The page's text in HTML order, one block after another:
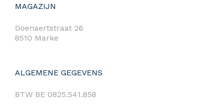
MAGAZIJN
Doenaertstraat 26
8510 Marke
ALGEMENE GEGEVENS
BTW BE 0825.541.858